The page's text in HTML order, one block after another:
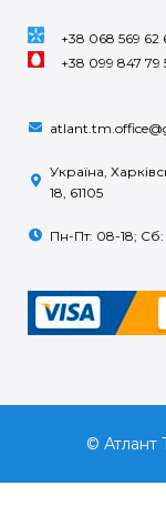
+38 068 569 62
+38 099 847 79
Україна,
18, 61105
Пн-Пт: 08-18; Сб:
© Атлант